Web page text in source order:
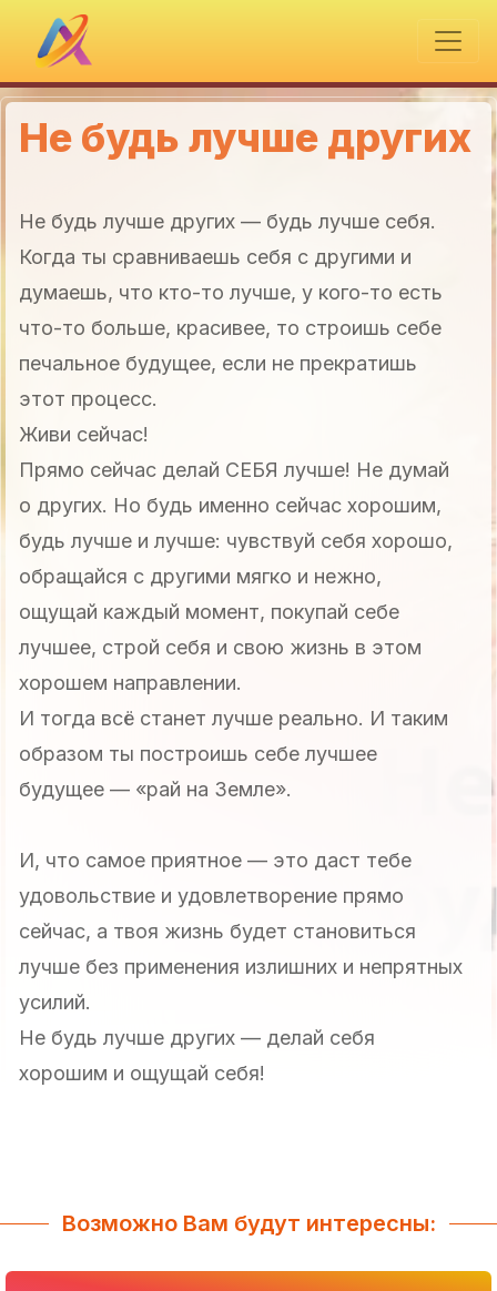
Не будь лучше других
Не будь лучше других — будь лучше себя.
Когда ты сравниваешь себя с другими и
думаешь, что кто-то лучше, у кого-то есть
что-то больше, красивее, то строишь себе
печальное будущее, если не прекратишь
этот процесс.
Живи сейчас!
Прямо сейчас делай СЕБЯ лучше! Не думай
о других. Но будь именно сейчас хорошим,
будь лучше и лучше: чувствуй себя хорошо,
обращайся с другими мягко и нежно,
ощущай каждый момент, покупай себе
лучшее, строй себя и свою жизнь в этом
хорошем направлении.
И тогда всё станет лучше реально. И таким
образом ты построишь себе лучшее
будущее — «рай на Земле».
И, что самое приятное — это даст тебе
удовольствие и удовлетворение прямо
сейчас, а твоя жизнь будет становиться
лучше без применения излишних и непрятных
усилий.
Не будь лучше других — делай себя
хорошим и ощущай себя!
Возможно Вам будут интересны: